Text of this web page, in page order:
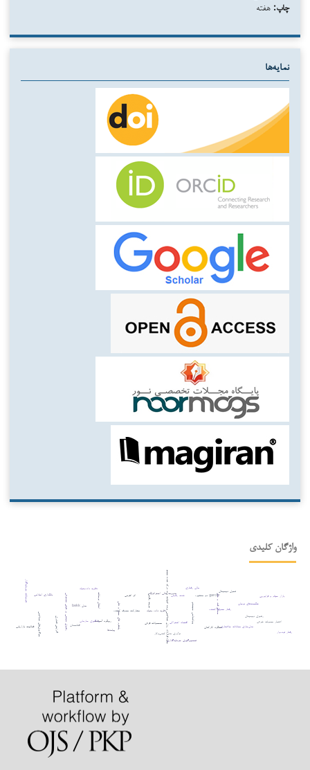
چاپ: هفته
نمایه‌ها
واژگان کلیدی
مدیریت مالی استراتژیک
پویاشناسی سیستم نظریه داده بنیاد رفتار مصرف کننده مشارکت مصرف کننده
اقتصاد اشتراکی پلتفرم های حمل و نقلی رویکرد آمیخته درک شستشوی سبز؛ قرارداد روان‌ شناختی برند؛ خیانت برند درک‌ شده؛ مسئولیت زیست محیطی درک ‌شده؛ احیای برند سبز محور؛ قصد خرید سبز محصولات فرعی
مزیت رقابتی صنایع قند و شکر انتقال نوسانات شکست‌های نوسان
مدل bekk
garch دو متغیره اثر اهرمی بازار سهام و فرابورس رهبری مبتنی بر هوش مصنوعی عملکرد کارکنان
یادگیری سازمانی
رهبری دیجیتال
مدل‌سازی معادلات ساختاری
تحول دیجیتال
گرایش فناوری
نوآوری مدل کسب‌وکار
شدت رقابتی
اعتبار مصوبات شرعی
پیامدها
بانکداری اسلامی
افغانستان
مالی رفتاری
سوگیری‌های شناختی
تصمیم‌گیری سرمایه‌گذاری
نظریه داده‌بنیاد
رفتار توده‌وار
هیجانات سرمایه‌گذار
فعالیت بازاریابی